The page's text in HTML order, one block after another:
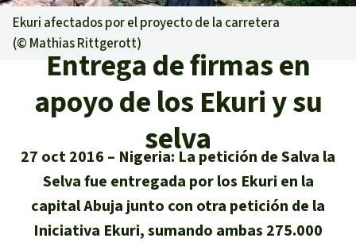
Informaciones
Informaciones
Éxitos y Noticias
Suscribirme al boletín
Prensa
Banners Salva la Selva
Temas
Clima
Madera tropical
Biodiversidad
Salva la Selva
Salva la Selva
Acerca de Salva la Selva
40 años Salva la Selva
En los Medios
Búsqueda
Español
Deutsch
Urgen donaciones
Certificados de donación
Preguntas y Respuestas
Donar para un tema
Bienestar animal
Defensa de la selva
Donar para una región
Sudeste de Asia
Ekuri afectados por el proyecto de la carretera
(© Mathias Rittgerott)
Entrega de firmas en
apoyo de los Ekuri y su
selva
27 oct 2016
Nigeria: La petición de Salva la
Selva fue entregada por los Ekuri en la
capital Abuja junto con otra petición de la
Iniciativa Ekuri, sumando ambas 275.000